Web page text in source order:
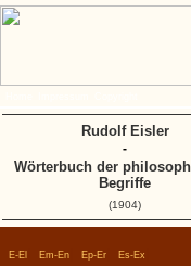
E-El Em-En Ep-Er Es-Ex
Rudolf Eisler
-
Wörterbuch der
Begriffe
(1904)